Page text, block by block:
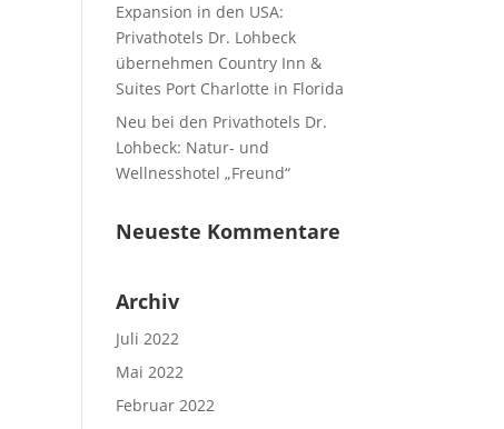
Expansion in den USA:
Privathotels Dr. Lohbeck
übernehmen Country Inn &
Suites Port Charlotte in Florida
Neu bei den Privathotels Dr.
Lohbeck: Natur- und
Wellnesshotel „Freund“
Neueste Kommentare
Archiv
Juli 2022
Mai 2022
Februar 2022